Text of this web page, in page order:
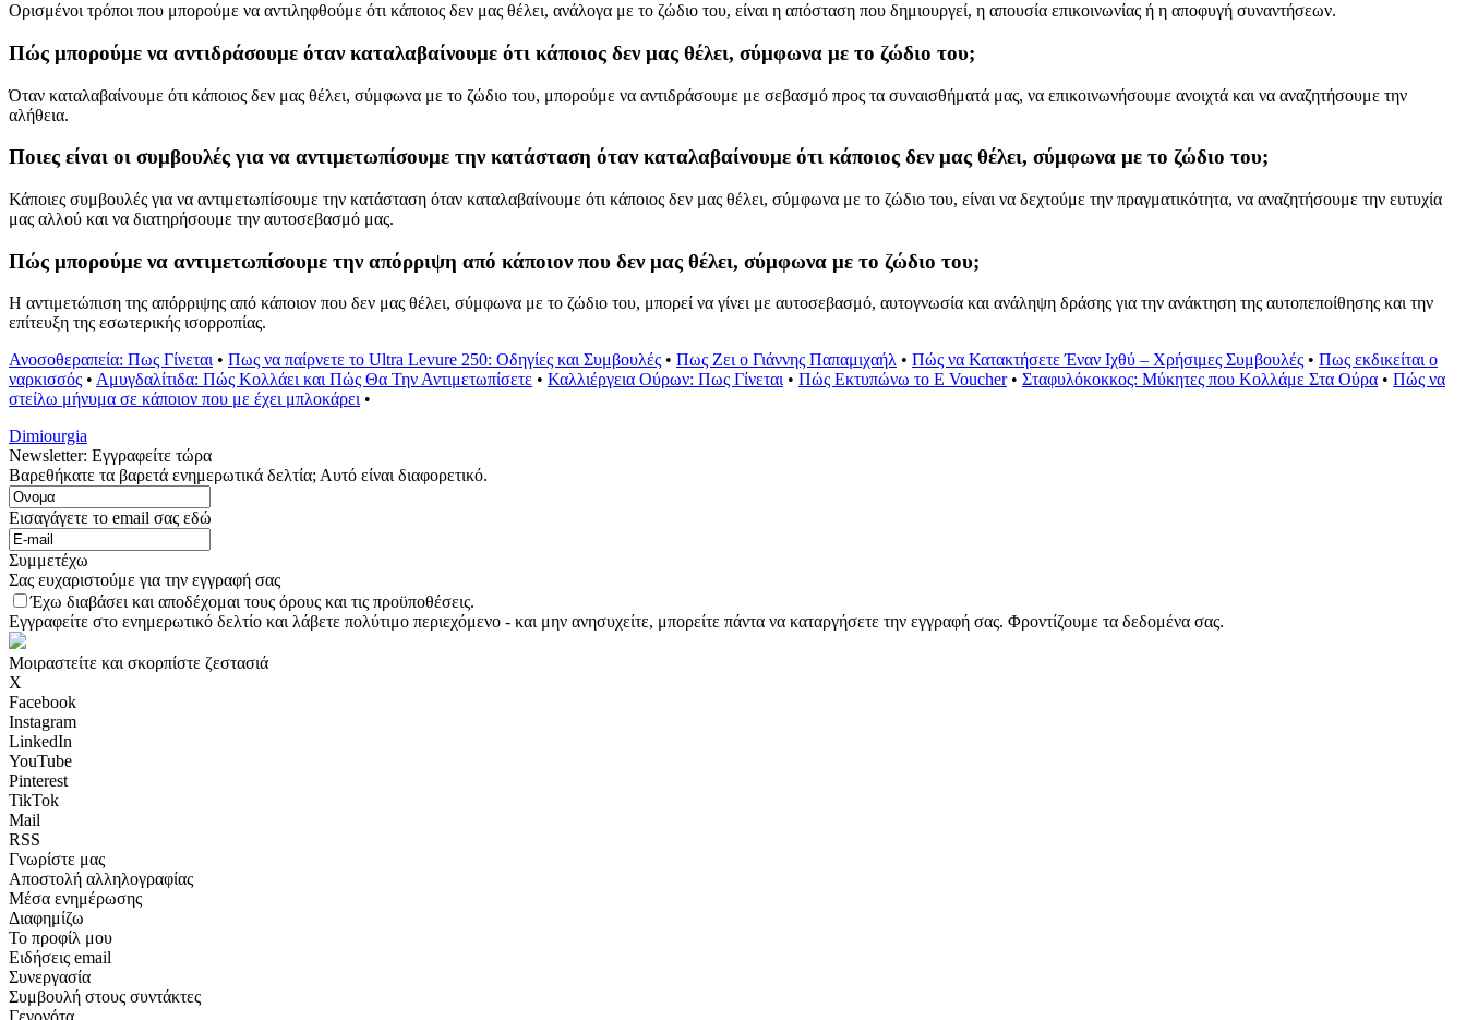
Ορισμένοι τρόποι που μπορούμε να αντιληφθούμε ότι κάποιος δεν μας θέλει, ανάλογα με το ζώδιο του, είναι η απόσταση που δημιουργεί, η απουσία επικοινωνίας ή η αποφυγή συναντήσεων.
Πώς μπορούμε να αντιδράσουμε όταν καταλαβαίνουμε ότι κάποιος δεν μας θέλει, σύμφωνα με το ζώδιο του;
Όταν καταλαβαίνουμε ότι κάποιος δεν μας θέλει, σύμφωνα με το ζώδιο του, μπορούμε να αντιδράσουμε με σεβασμό προς τα συναισθήματά μας, να επικοινωνήσουμε ανοιχτά και να αναζητήσουμε την
αλήθεια.
Ποιες είναι οι συμβουλές για να αντιμετωπίσουμε την κατάσταση όταν καταλαβαίνουμε ότι κάποιος δεν μας θέλει, σύμφωνα με το ζώδιο του;
Κάποιες συμβουλές για να αντιμετωπίσουμε την κατάσταση όταν καταλαβαίνουμε ότι κάποιος δεν μας θέλει, σύμφωνα με το ζώδιο του, είναι να δεχτούμε την πραγματικότητα, να αναζητήσουμε την ευτυχία
μας αλλού και να διατηρήσουμε την αυτοσεβασμό μας.
Πώς μπορούμε να αντιμετωπίσουμε την απόρριψη από κάποιον που δεν μας θέλει, σύμφωνα με το ζώδιο του;
Η αντιμετώπιση της απόρριψης από κάποιον που δεν μας θέλει, σύμφωνα με το ζώδιο του, μπορεί να γίνει με αυτοσεβασμό, αυτογνωσία και ανάληψη δράσης για την ανάκτηση της αυτοπεποίθησης και την
επίτευξη της εσωτερικής ισορροπίας.
Ανοσοθεραπεία: Πως Γίνεται • Πως να παίρνετε το Ultra Levure 250: Οδηγίες και Συμβουλές • Πως Ζει ο Γιάννης Παπαμιχαήλ • Πώς να Κατακτήσετε Έναν Ιχθύ – Χρήσιμες Συμβουλές • Πως εκδικείται ο
ναρκισσός • Αμυγδαλίτιδα: Πώς Κολλάει και Πώς Θα Την Αντιμετωπίσετε • Καλλιέργεια Ούρων: Πως Γίνεται • Πώς Εκτυπώνω το E Voucher• Σταφυλόκοκκος: Μύκητες που Κολλάμε Στα Ούρα • Πώς να
στείλω μήνυμα σε κάποιον που με έχει μπλοκάρει •
Dimiourgia
Newsletter: Εγγραφείτε τώρα
Βαρεθήκατε τα βαρετά ενημερωτικά δελτία; Αυτό είναι διαφορετικό.
Εισαγάγετε το email σας εδώ
Συμμετέχω
Σας ευχαριστούμε για την εγγραφή σας
Έχω διαβάσει και αποδέχομαι τους όρους και τις προϋποθέσεις.
Εγγραφείτε στο ενημερωτικό δελτίο και λάβετε πολύτιμο περιεχόμενο - και μην ανησυχείτε, μπορείτε πάντα να καταργήσετε την εγγραφή σας. Φροντίζουμε τα δεδομένα σας.
Μοιραστείτε και σκορπίστε ζεστασιά
X
Facebook
Instagram
LinkedIn
YouTube
Pinterest
TikTok
Mail
RSS
Γνωρίστε μας
Αποστολή αλληλογραφίας
Μέσα ενημέρωσης
Διαφημίζω
Το προφίλ μου
Ειδήσεις email
Συνεργασία
Συμβουλή στους συντάκτες